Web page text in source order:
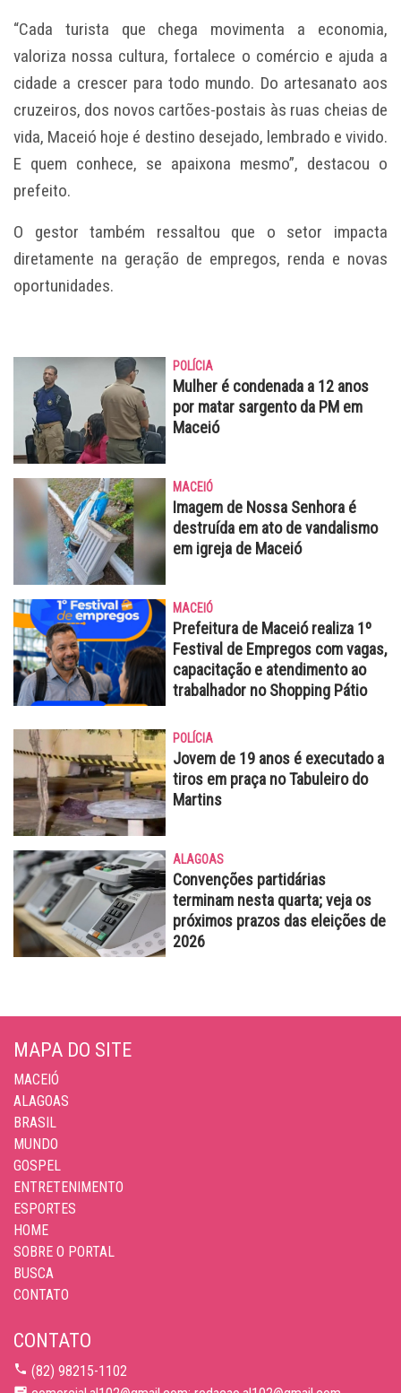
“Cada turista que chega movimenta a economia,
valoriza nossa cultura, fortalece o comércio e ajuda a
cidade a crescer para todo mundo. Do artesanato aos
cruzeiros, dos novos cartões-postais às ruas cheias de
vida, Maceió hoje é destino desejado, lembrado e vivido.
E quem conhece, se apaixona mesmo”, destacou o
prefeito.
O gestor também ressaltou que o setor impacta
diretamente na geração de empregos, renda e novas
oportunidades.
POLÍCIA
Mulher é condenada a 12 anos
por matar sargento da PM em
Maceió
MACEIÓ
Imagem de Nossa Senhora é
destruída em ato de vandalismo
em igreja de Maceió
MACEIÓ
Prefeitura de Maceió realiza 1º
Festival de Empregos com vagas,
capacitação e atendimento ao
trabalhador no Shopping Pátio
POLÍCIA
Jovem de 19 anos é executado a
tiros em praça no Tabuleiro do
Martins
ALAGOAS
Convenções partidárias
terminam nesta quarta; veja os
próximos prazos das eleições de
2026
MAPA DO SITE
MACEIÓ
ALAGOAS
BRASIL
MUNDO
GOSPEL
ENTRETENIMENTO
ESPORTES
HOME
SOBRE O PORTAL
BUSCA
CONTATO
CONTATO
(82) 98215-1102